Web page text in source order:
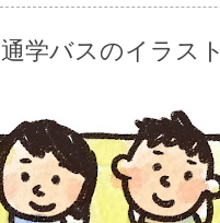
学バスのイラスト